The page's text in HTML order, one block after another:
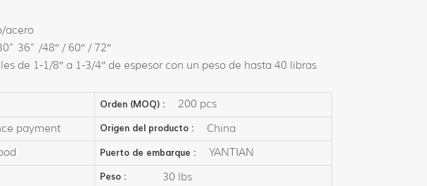
acero
36” /48″ / 60″ / 72″
de 1-1/8″ a 1-3/4″ de espesor con un peso de hasta 40 libras
Orden (MOQ) : 200 pcs
payment Origen del producto : China
Puerto de embarque : YANTIAN
Peso : 30 lbs